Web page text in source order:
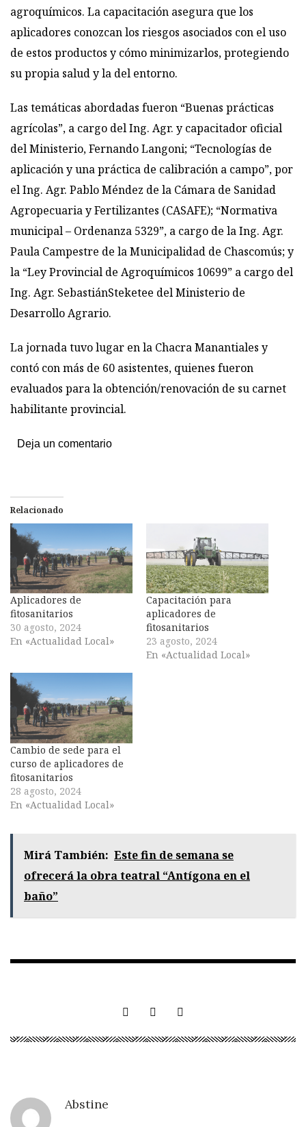
agroquímicos. La capacitación asegura que los
aplicadores conozcan los riesgos asociados con el uso
de estos productos y cómo minimizarlos, protegiendo
su propia salud y la del entorno.
Las temáticas abordadas fueron “Buenas prácticas
agrícolas”, a cargo del Ing. Agr. y capacitador oficial
del Ministerio, Fernando Langoni; “Tecnologías de
aplicación y una práctica de calibración a campo”, por
el Ing. Agr. Pablo Méndez de la Cámara de Sanidad
Agropecuaria y Fertilizantes (CASAFE); “Normativa
municipal – Ordenanza 5329”, a cargo de la Ing. Agr.
Paula Campestre de la Municipalidad de Chascomús; y
la “Ley Provincial de Agroquímicos 10699” a cargo del
Ing. Agr. SebastiánSteketee del Ministerio de
Desarrollo Agrario.
La jornada tuvo lugar en la Chacra Manantiales y
contó con más de 60 asistentes, quienes fueron
evaluados para la obtención/renovación de su carnet
habilitante provincial.
Deja un comentario
Relacionado
Aplicadores de
fitosanitarios
30 agosto, 2024
En «Actualidad Local»
Capacitación para
aplicadores de
fitosanitarios
23 agosto, 2024
En «Actualidad Local»
Cambio de sede para el
curso de aplicadores de
fitosanitarios
28 agosto, 2024
En «Actualidad Local»
Mirá También: Este fin de semana se
ofrecerá la obra teatral “Antígona en el
baño”
Abstine